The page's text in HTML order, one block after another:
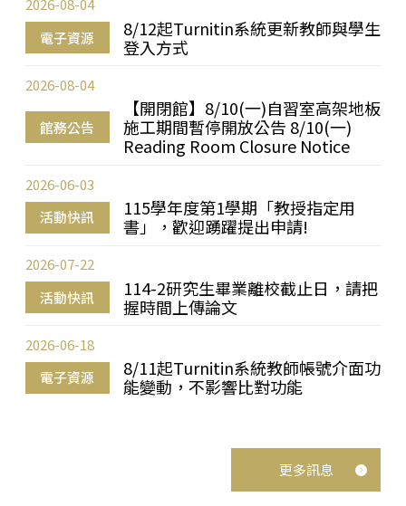
電子資源
8/12起Turnitin系統更新教師與學生
登入方式
2026-08-04
館務公告
【開閉館】8/10(一)自習室高架地板
施工期間暫停開放公告 8/10(一)
Reading Room Closure Notice
2026-08-04
活動快訊
115學年度第1學期「教授指定用
書」，歡迎踴躍提出申請!
2026-06-03
活動快訊
114-2研究生畢業離校截止日，請把
握時間上傳論文
2026-07-22
電子資源
8/11起Turnitin系統教師帳號介面功
能變動，不影響比對功能
2026-06-18
更多訊息